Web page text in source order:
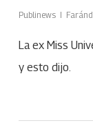
Publinews
La ex Miss
y esto dijo.